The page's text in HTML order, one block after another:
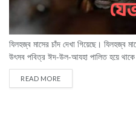
যিলহজ্ব মাসের চাঁদ দেখা গিয়েছে। যিলহজ্ব
উৎসব পবিত্র ঈদ-উল-আযহা পালিত হয়ে
READ MORE